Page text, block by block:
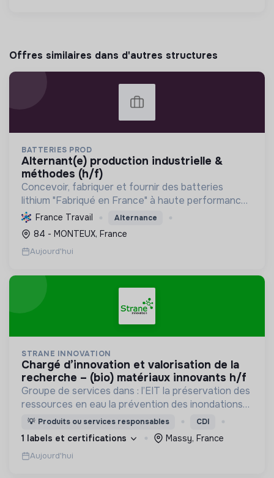
Offres similaires dans d'autres structures
BATTERIES PROD
alternant(e) production industrielle &
méthodes (h/f)
Concevoir, fabriquer et fournir des batteries
lithium "Fabriqué en France" à haute performance,
favorisant le stockage d'énergie et la mobilité
électrique, avec un engagement éco-responsable.
France Travail Alternance
84 - MONTEUX, France
Aujourd'hui
STRANE INNOVATION
chargé d’innovation et valorisation de la
recherche – (bio) matériaux innovants h/f
Groupe de services dans : l’EIT la préservation des
ressources en eau la prévention des inondations
l’agriculture durable et les écosystèmes
terrestres les sciences cognitives
💡 Produits ou services responsables CDI
1 labels et certifications Massy, France
Aujourd'hui